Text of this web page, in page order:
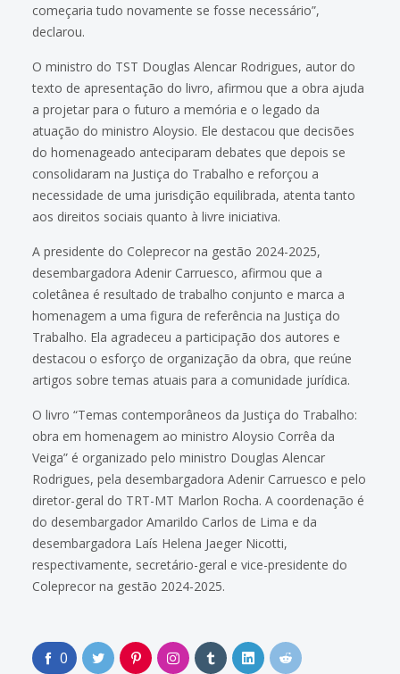
começaria tudo novamente se fosse necessário”,
declarou.
O ministro do TST Douglas Alencar Rodrigues, autor do
texto de apresentação do livro, afirmou que a obra ajuda
a projetar para o futuro a memória e o legado da
atuação do ministro Aloysio. Ele destacou que decisões
do homenageado anteciparam debates que depois se
consolidaram na Justiça do Trabalho e reforçou a
necessidade de uma jurisdição equilibrada, atenta tanto
aos direitos sociais quanto à livre iniciativa.
A presidente do Coleprecor na gestão 2024-2025,
desembargadora Adenir Carruesco, afirmou que a
coletânea é resultado de trabalho conjunto e marca a
homenagem a uma figura de referência na Justiça do
Trabalho. Ela agradeceu a participação dos autores e
destacou o esforço de organização da obra, que reúne
artigos sobre temas atuais para a comunidade jurídica.
O livro “Temas contemporâneos da Justiça do Trabalho:
obra em homenagem ao ministro Aloysio Corrêa da
Veiga” é organizado pelo ministro Douglas Alencar
Rodrigues, pela desembargadora Adenir Carruesco e pelo
diretor-geral do TRT-MT Marlon Rocha. A coordenação é
do desembargador Amarildo Carlos de Lima e da
desembargadora Laís Helena Jaeger Nicotti,
respectivamente, secretário-geral e vice-presidente do
Coleprecor na gestão 2024-2025.
0